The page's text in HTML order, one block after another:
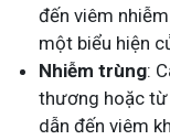
đến viêm
một biểu hiện
Nhiễm trùng:
thương hoặc từ
dẫn đến viêm